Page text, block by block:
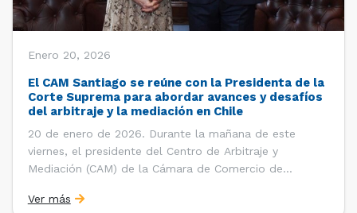
Enero 20, 2026
El CAM Santiago se reúne con la Presidenta de la
Corte Suprema para abordar avances y desafíos
del arbitraje y la mediación en Chile
20 de enero de 2026. Durante la mañana de este
viernes, el presidente del Centro de Arbitraje y
Mediación (CAM) de la Cámara de Comercio de
del CAM Santiago, Ximena Vial; y el gerente general de
Ver más